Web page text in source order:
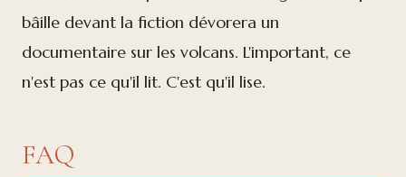
bâille devant la fiction dévorera un
documentaire sur les volcans. L'important, ce
n'est pas ce qu'il lit. C'est qu'il lise.
FAQ